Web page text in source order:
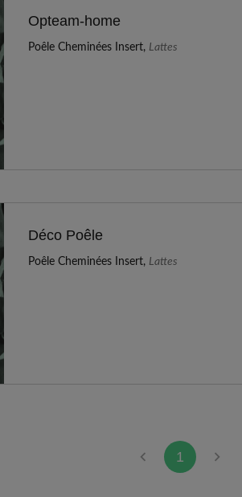
Opteam-home
Poêle Cheminées Insert, Lattes
Déco Poêle
Poêle Cheminées Insert, Lattes
1